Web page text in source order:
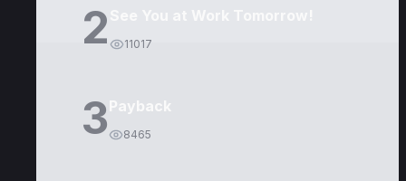
2 11017
3Payback
8465